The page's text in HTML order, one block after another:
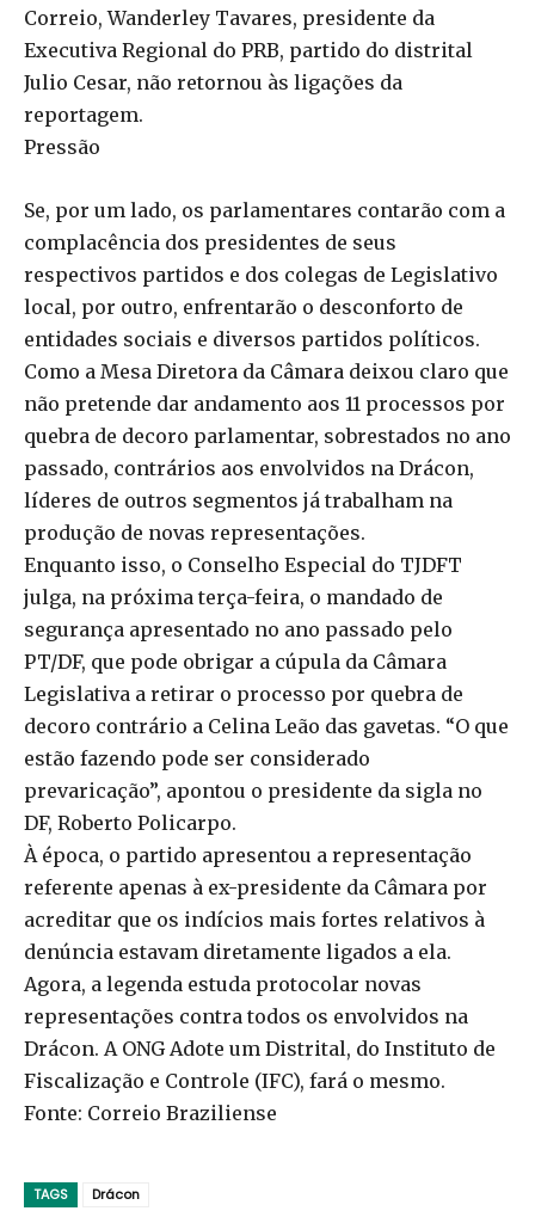
Correio, Wanderley Tavares, presidente da
Executiva Regional do PRB, partido do distrital
Julio Cesar, não retornou às ligações da
reportagem.
Pressão
Se, por um lado, os parlamentares contarão com a
complacência dos presidentes de seus
respectivos partidos e dos colegas de Legislativo
local, por outro, enfrentarão o desconforto de
entidades sociais e diversos partidos políticos.
Como a Mesa Diretora da Câmara deixou claro que
não pretende dar andamento aos 11 processos por
quebra de decoro parlamentar, sobrestados no ano
passado, contrários aos envolvidos na Drácon,
líderes de outros segmentos já trabalham na
produção de novas representações.
Enquanto isso, o Conselho Especial do TJDFT
julga, na próxima terça-feira, o mandado de
segurança apresentado no ano passado pelo
PT/DF, que pode obrigar a cúpula da Câmara
Legislativa a retirar o processo por quebra de
decoro contrário a Celina Leão das gavetas. “O que
estão fazendo pode ser considerado
prevaricação”, apontou o presidente da sigla no
DF, Roberto Policarpo.
À época, o partido apresentou a representação
referente apenas à ex-presidente da Câmara por
acreditar que os indícios mais fortes relativos à
denúncia estavam diretamente ligados a ela.
Agora, a legenda estuda protocolar novas
representações contra todos os envolvidos na
Drácon. A ONG Adote um Distrital, do Instituto de
Fiscalização e Controle (IFC), fará o mesmo.
Fonte: Correio Braziliense
TAGS Drácon